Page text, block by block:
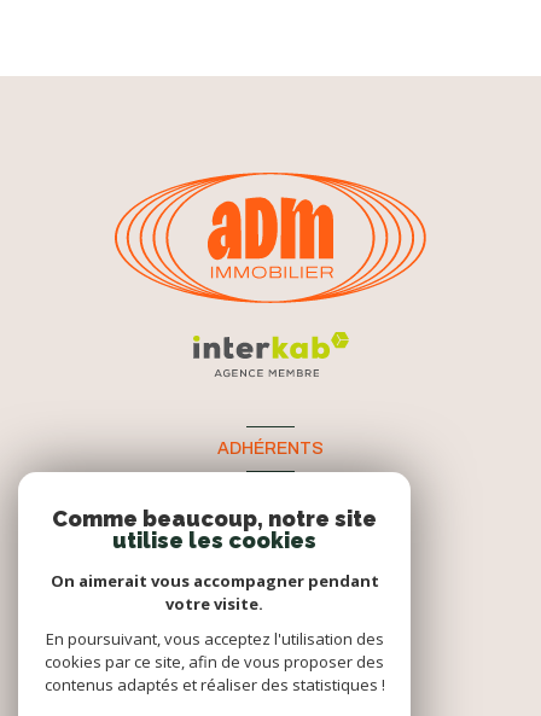
ADHÉRENTS
Comme beaucoup, notre site
utilise les cookies
On aimerait vous accompagner pendant
votre visite.
En poursuivant, vous acceptez l'utilisation des
cookies par ce site, afin de vous proposer des
contenus adaptés et réaliser des statistiques !